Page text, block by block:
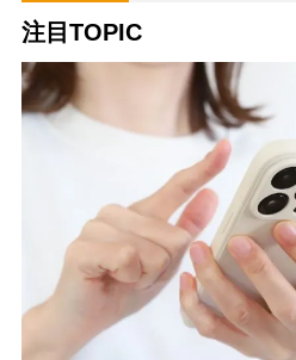
注目TOPIC